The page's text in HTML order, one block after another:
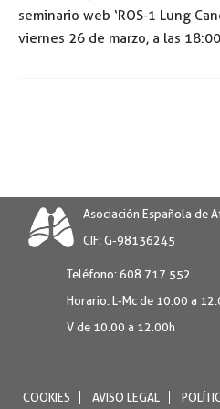
seminario web ‘ROS-1 Lung
viernes 26 de marzo, a las
Asociación Española de
CIF: G-98136245
Teléfono: 608 717 552
Horario: L-Mc de 10.00 a
V de 10.00 a 12.00h
COOKIES AVISO LEGAL